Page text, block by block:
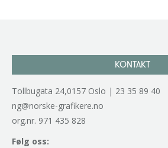
KONTAKT
Tollbugata 24,0157 Oslo | 23 35 89 40
ng@norske-grafikere.no
org.nr. 971 435 828
Følg oss: